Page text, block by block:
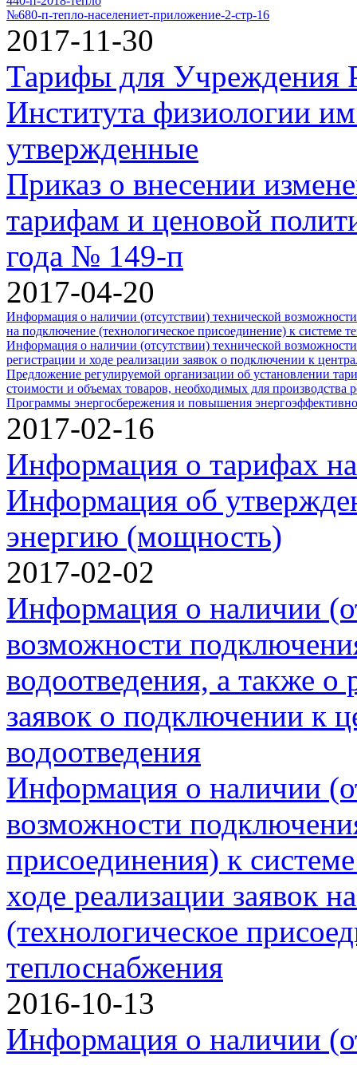
№680-п-тепло-населениет-приложение-2-стр-16
2017-11-30
Тарифы для Учреждения
Института физиологии
утвержденные
Приказ о внесении
тарифам и ценовой
года № 149-п
2017-04-20
Информация о наличии (отсутствии) технической
на подключение (технологическое присоединение) к системе
Информация о наличии (отсутствии) технической
регистрации и ходе реализации заявок о подключении к
Предложение регулируемой организации об установлении
стоимости и объемах товаров, необходимых для
Программы энергосбережения и повышения
2017-02-16
Информация о тарифах
Информация об
энергию (мощность)
2017-02-02
Информация о наличии
возможности
водоотведения, а также о
заявок о подключении к
водоотведения
Информация о наличии
возможности
присоединения) к
ходе реализации заявок
(технологическое
теплоснабжения
2016-10-13
Информация о наличии